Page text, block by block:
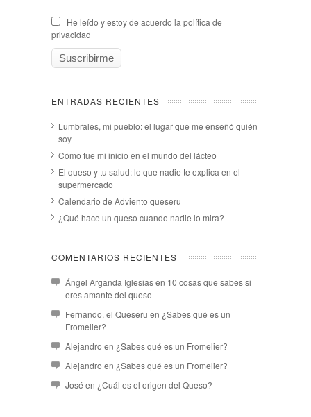
He leído y estoy de acuerdo la política de
privacidad
ENTRADAS RECIENTES
Lumbrales, mi pueblo: el lugar que me enseñó quién
soy
Cómo fue mi inicio en el mundo del lácteo
El queso y tu salud: lo que nadie te explica en el
supermercado
Calendario de Adviento queseru
¿Qué hace un queso cuando nadie lo mira?
COMENTARIOS RECIENTES
Ángel Arganda Iglesiasen 10 cosas que sabes si
eres amante del queso
Fernando, el Queseru en ¿Sabes qué es un
Fromelier?
Alejandro en ¿Sabes qué es un Fromelier?
Alejandro en ¿Sabes qué es un Fromelier?
José en ¿Cuál es el origen del Queso?